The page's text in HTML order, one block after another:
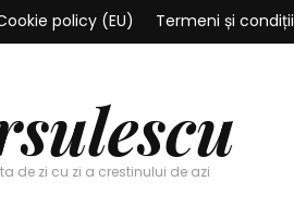
policy (EU) Termeni și condiții
de zi cu zi a crestinului de azi